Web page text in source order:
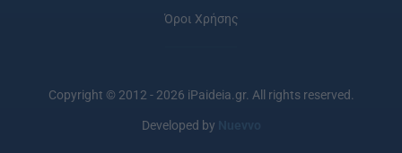
Όροι Χρήσης
Copyright © 2012 - 2026 iPaideia.gr. All rights reserved.
Developed by